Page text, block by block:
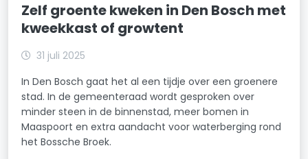
Zelf groente kweken in Den Bosch met
kweekkast of growtent
31 juli 2025
In Den Bosch gaat het al een tijdje over een groenere
stad. In de gemeenteraad wordt gesproken over
minder steen in de binnenstad, meer bomen in
Maaspoort en extra aandacht voor waterberging rond
het Bossche Broek.